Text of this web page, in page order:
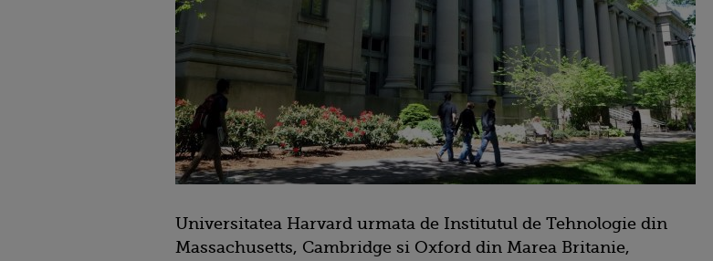
Universitatea Harvard urmata de Institutul de Tehnologie din
Massachusetts, Cambridge si Oxford din Marea Britanie,